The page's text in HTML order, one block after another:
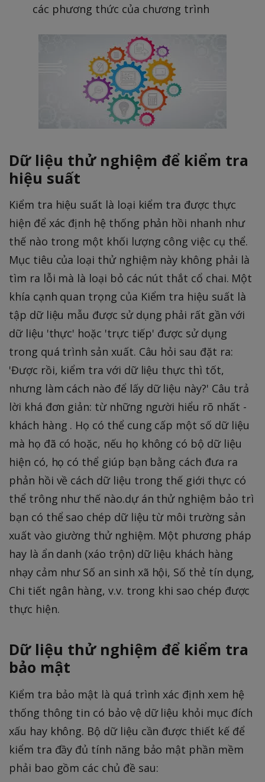
các phương thức của chương trình
Dữ liệu thử nghiệm để kiểm tra
hiệu suất
Kiểm tra hiệu suất là loại kiểm tra được thực
hiện để xác định hệ thống phản hồi nhanh như
thế nào trong một khối lượng công việc cụ thể.
Mục tiêu của loại thử nghiệm này không phải là
tìm ra lỗi mà là loại bỏ các nút thắt cổ chai. Một
khía cạnh quan trọng của Kiểm tra hiệu suất là
tập dữ liệu mẫu được sử dụng phải rất gần với
dữ liệu 'thực' hoặc 'trực tiếp' được sử dụng
trong quá trình sản xuất. Câu hỏi sau đặt ra:
'Được rồi, kiểm tra với dữ liệu thực thì tốt,
nhưng làm cách nào để lấy dữ liệu này?' Câu trả
lời khá đơn giản: từ những người hiểu rõ nhất -
khách hàng . Họ có thể cung cấp một số dữ liệu
mà họ đã có hoặc, nếu họ không có bộ dữ liệu
hiện có, họ có thể giúp bạn bằng cách đưa ra
phản hồi về cách dữ liệu trong thế giới thực có
thể trông như thế nào.dự án thử nghiệm bảo trì
bạn có thể sao chép dữ liệu từ môi trường sản
xuất vào giường thử nghiệm. Một phương pháp
hay là ẩn danh (xáo trộn) dữ liệu khách hàng
nhạy cảm như Số an sinh xã hội, Số thẻ tín dụng,
Chi tiết ngân hàng, v.v. trong khi sao chép được
thực hiện.
Dữ liệu thử nghiệm để kiểm tra
bảo mật
Kiểm tra bảo mật là quá trình xác định xem hệ
thống thông tin có bảo vệ dữ liệu khỏi mục đích
xấu hay không. Bộ dữ liệu cần được thiết kế để
kiểm tra đầy đủ tính năng bảo mật phần mềm
phải bao gồm các chủ đề sau: